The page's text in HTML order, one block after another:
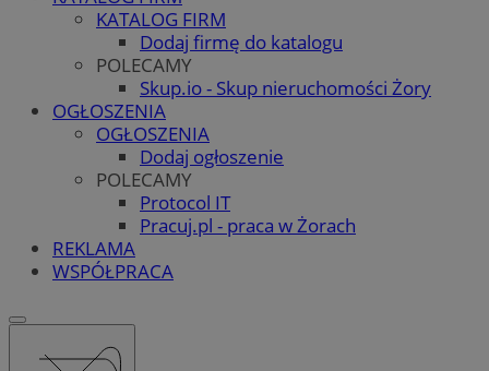
KATALOG FIRM
Dodaj firmę do katalogu
POLECAMY
Skup.io - Skup nieruchomości Żory
OGŁOSZENIA
OGŁOSZENIA
Dodaj ogłoszenie
POLECAMY
Protocol IT
Pracuj.pl - praca w Żorach
REKLAMA
WSPÓŁPRACA